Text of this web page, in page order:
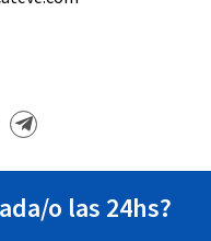
o las 24hs?